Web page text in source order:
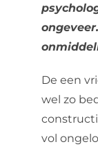
ongeveer.
De een
wel zo
vol